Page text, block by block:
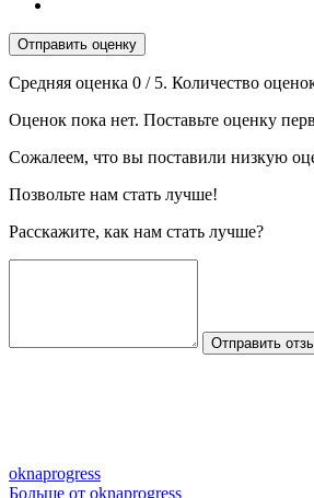
Отправить оценку
Средняя оценка 0 / 5. Количество
Оценок пока нет. Поставьте оценку
Сожалеем, что вы поставили низкую
Позвольте нам стать лучше!
Расскажите, как нам стать лучше?
Отправить
oknaprogress
Больше от oknaprogress